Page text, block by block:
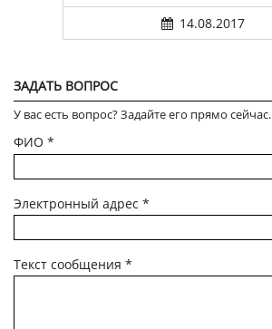
14.08.2017
ЗАДАТЬ ВОПРОС
У вас есть вопрос? Задайте его прямо сейчас.
ФИО *
Электронный адрес *
Текст сообщения *